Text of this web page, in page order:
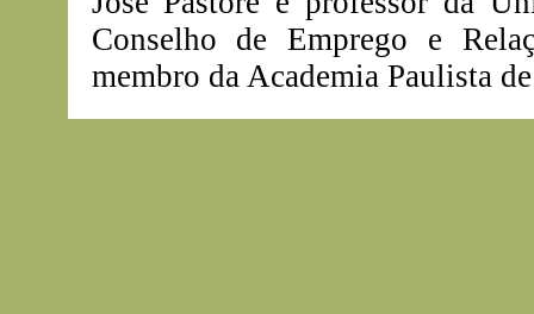
Conselho de Emprego e
membro da Academia Paulista